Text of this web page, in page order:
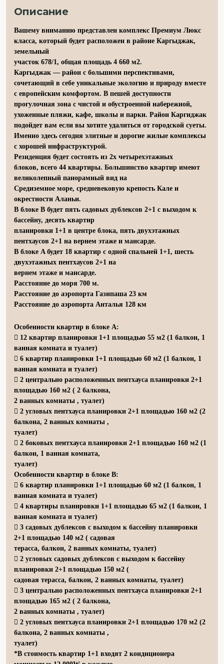
Описание
Вашему вниманию представлен комплекс Премиум Люкс
класса, который будет расположен в районе Каргыджак,
земельный
участок 678/1, общая площадь 4 660 м2.
Каргыджак — район с большими перспективами,
сочетающий в себе уникальные экологию и природу вместе
с европейским комфортом. В пешей доступности
прогулочная зона с чистой и обустроенной набережной,
ухоженные пляжи, кафе, школы и парки. Район Каргиджак
подойдет вам если вы хотите удалиться от городской суеты.
Именно здесь сегодня элитные и дорогие жилые комплексы
с хорошей инфраструктурой.
Резиденция будет состоять из 2х четырехэтажных
блоков, всего 44 квартиры. Большинство квартир имеют
великолепный панорамный вид на
Средиземное море, средневековую крепость Кале и
окрестности Аланьи.
В блоке B будет пять садовых дублексов 2+1 с выходом к
бассейну, десять квартир
планировки 1+1 в центре блока, пять двухэтажных
пентхаусов 2+1 на вернем этаже и мансарде.
В блоке A будет 18 квартир с одной спальней 1+1, шесть
двухэтажных пентхаусов 2+1 на
вернем этаже и мансарде.
Расстояние до моря 700 м.
Расстояние до аэропорта Газипаша 23 км
Расстояние до аэропорта Анталья 128 км
Особенности квартир в блоке А:
 12 квартир планировки 1+1 площадью 55 м2 (1 балкон, 1
ванная комната и туалет)
 6 квартир планировки 1+1 площадью 60 м2 (1 балкон, 1
ванная комната и туалет)
 2 центрально расположенных пентхауса планировки 2+1
площадью 160 м2 ( 2 балкона,
2 ванных комнаты , туалет)
 2 угловых пентхауса планировки 2+1 площадью 160 м2 (2
балкона, 2 ванных комнаты ,
туалет)
 2 боковых пентхауса планировки 2+1 площадью 160 м2 (1
балкон, 1 ванная комната,
туалет)
Особенности квартир в блоке В:
 6 квартир планировки 1+1 площадью 60 м2 (1 балкон, 1
ванная комната и туалет)
 4 квартиры планировки 1+1 площадью 65 м2 (1 балкон, 1
ванная комната и туалет)
 3 садовых дублексов с выходом к бассейну планировки
2+1 площадью 140 м2 ( садовая
терасса, балкон, 2 ванных комнаты, туалет)
 2 угловых садовых дублексов с выходом к бассейну
планировки 2+1 площадью 150 м2 (
садовая терасса, балкон, 2 ванных комнаты, туалет)
 3 центрально расположенных пентхауса планировки 2+1
площадью 165 м2 ( 2 балкона,
2 ванных комнаты , туалет)
 2 угловых пентхауса планировки 2+1 площадью 170 м2 (2
балкона, 2 ванных комнаты ,
туалет)
*В стоимость квартир 1+1 входят 2 кондиционера